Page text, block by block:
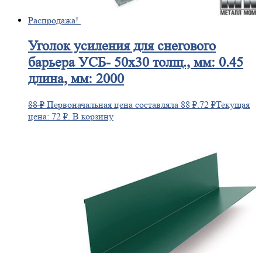
Распродажа!
Уголокусиления для снегового
барьера УСБ- 50х30 толщ., мм: 0.45
длина, мм: 2000
88₽ Первоначальная цена составляла 88 ₽.72 ₽Текущая
цена: 72 ₽. В корзину